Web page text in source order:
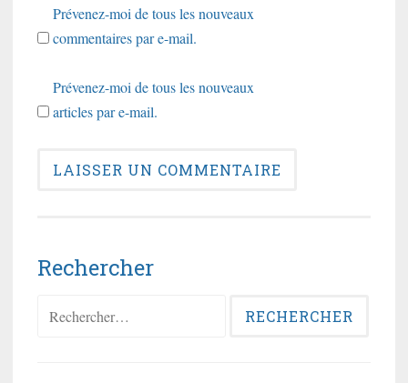
Prévenez-moi de tous les nouveaux
commentaires par e-mail.
Prévenez-moi de tous les nouveaux
articles par e-mail.
Rechercher
Rechercher :